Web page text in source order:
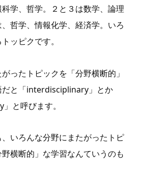
学、哲学。２と３は数学、論理
哲学、情報化学、経済学。いろ
ッピクです。
ったトピックを「分野横断的」
だと「interdisciplinary」とか
と呼びます。
いろんな分野にまたがったトピ
横断的」な学習なんていうのも